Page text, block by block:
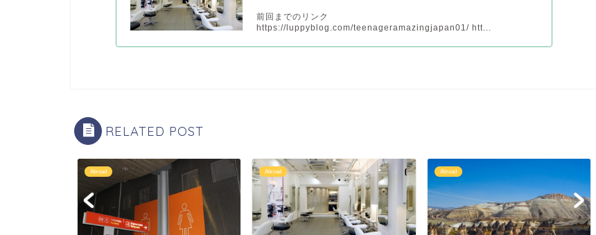
前回までのリンク
https://luppyblog.com/teenageramazingjapan01/ htt...
RELATED POST
Abroad Abroad Abroad